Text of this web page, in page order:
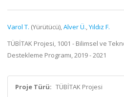
Varol T. (Yürütücü),Alver Ü.,Yıldız F.
TÜBİTAK Projesi, 1001 - Bilimsel ve
Destekleme Programı, 2019 - 2021
Proje Türü: TÜBİTAK Projesi